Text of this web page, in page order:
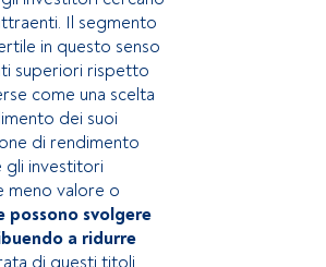
Il segmento
in questo senso
superiori rispetto
come una scelta
dei suoi
di rendimento
gli investitori
meno valore o
possono svolgere
a ridurre
di questi titoli,